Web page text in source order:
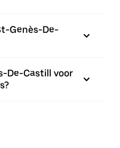
Genès-De-
De-Castill voor